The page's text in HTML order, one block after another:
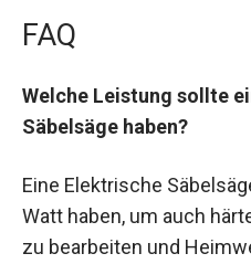
FAQ
Welche Leistung sollte
Säbelsäge haben?
Eine Elektrische
Watt haben, um auch
zu bearbeiten und